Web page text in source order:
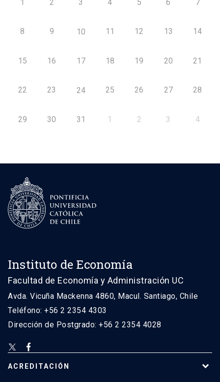
1 2 3 4 5 6 7
8 9 10 11 12 13 14
15 16 17 18 19 20 21
22 23 24 25 26 27 28
29 30 31 1 2 3 4
Instituto de Economía
Facultad de Economía y Administración UC
Avda. Vicuña Mackenna 4860, Macul. Santiago, Chile
Teléfono: +56 2 2354 4303
Dirección de Postgrado: +56 2 2354 4028
ACREDITACIÓN